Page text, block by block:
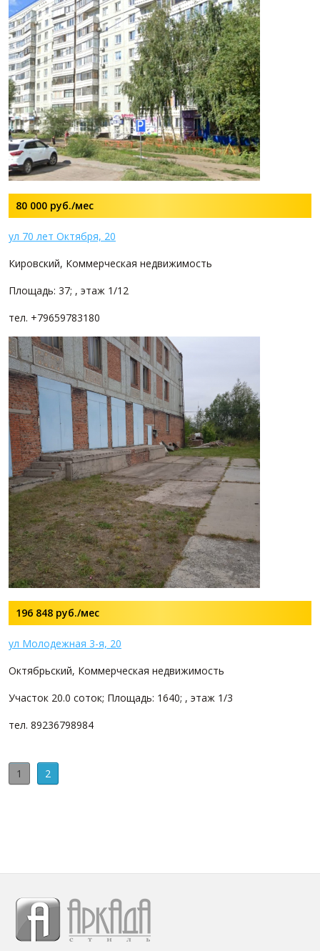
80 000 руб./мес
ул 70 лет Октября, 20
Кировский, Коммерческая недвижимость
Площадь: 37; , этаж 1/12
тел. +79659783180
196 848 руб./мес
ул Молодежная 3-я, 20
Октябрьский, Коммерческая недвижимость
Участок 20.0 соток; Площадь: 1640; , этаж 1/3
тел. 89236798984
1 2